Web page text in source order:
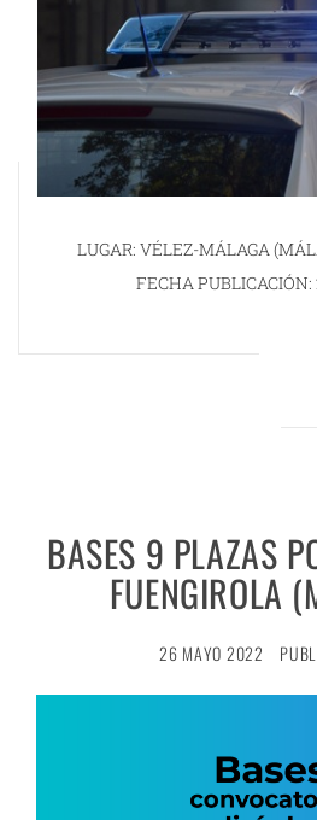
LUGAR: VÉLEZ-MÁLAGA
FECHA
BASES 9 PLAZAS
FUENGIROLA
26 MAYO 2022